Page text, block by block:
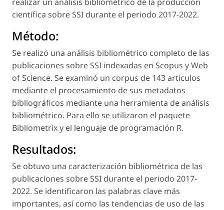
científica sobre SSI durante el periodo 2017-2022.
Método:
Se realizó una análisis bibliométrico completo de las
publicaciones sobre SSI indexadas en Scopus y Web
of Science. Se examinó un corpus de 143 artículos
mediante el procesamiento de sus metadatos
bibliográficos mediante una herramienta de análisis
bibliométrico. Para ello se utilizaron el paquete
Bibliometrix y el lenguaje de programación R.
Resultados:
Se obtuvo una caracterización bibliométrica de las
publicaciones sobre SSI durante el periodo 2017-
2022. Se identificaron las palabras clave más
importantes, así como las tendencias de uso de las